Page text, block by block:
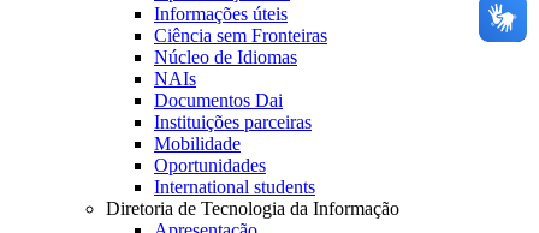
Informações úteis
Ciência sem Fronteiras
Núcleo de Idiomas
NAIs
Documentos Dai
Instituições parceiras
Mobilidade
Oportunidades
International students
Diretoria de Tecnologia da Informação